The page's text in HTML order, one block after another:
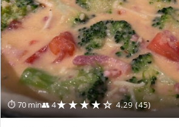
⏱ 70 min👥 4★★★★☆ 4.29 (45)